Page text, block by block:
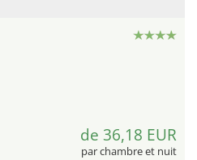
de 36,18 EUR
par chambre et nuit